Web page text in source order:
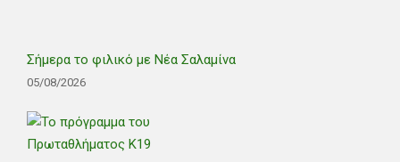
Σήμερα το φιλικό με Νέα Σαλαμίνα
05/08/2026